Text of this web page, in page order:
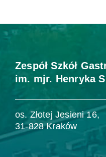
Zespół Szkół
im. mjr. Henryka
os. Złotej Jesieni 16,
31-828 Kraków